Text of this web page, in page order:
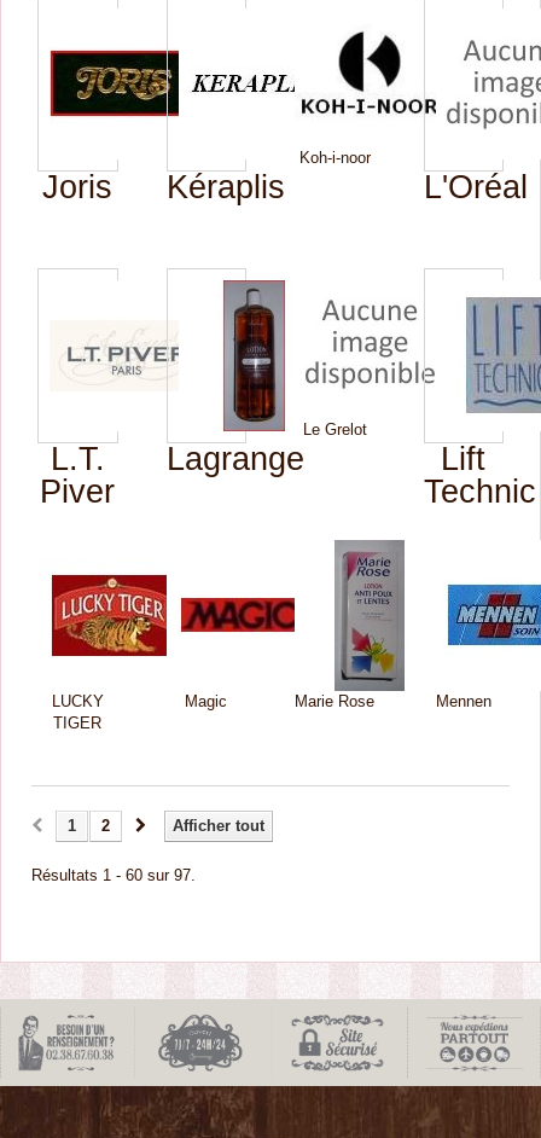
Joris Kéraplis
Koh-i-noor
L'Oréal
L.T.
Piver
Lagrange
Le Grelot
Lift
Technic
LUCKY
TIGER
Magic Marie Rose Mennen
Afficher tout
1 2
Résultats 1 - 60 sur 97.